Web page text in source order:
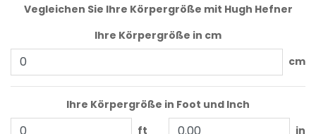
Vegleichen Sie Ihre Körpergröße mit Hugh Hefner
Ihre Körpergröße in cm
cm
Ihre Körpergröße in Foot und Inch
ft
in